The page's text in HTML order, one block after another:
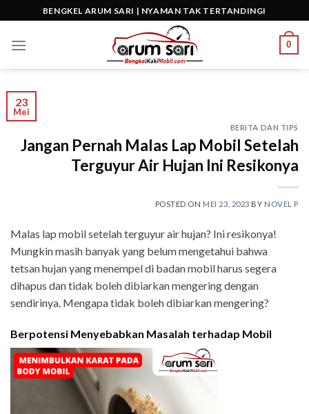
to
content
BENGKEL ARUM SARI | NYAMAN TAK TERTANDINGI
0
23
Mei
BERITA DAN TIPS
Jangan Pernah Malas Lap Mobil Setelah
Terguyur Air Hujan Ini Resikonya
POSTED ON MEI 23, 2023 BY NOVEL P
Malas lap mobil setelah terguyur air hujan? Ini resikonya!
Mungkin masih banyak yang belum mengetahui bahwa
tetsan hujan yang menempel di badan mobil harus segera
dihapus dan tidak boleh dibiarkan mengering dengan
sendirinya. Mengapa tidak boleh dibiarkan mengering?
Berpotensi Menyebabkan Masalah terhadap Mobil